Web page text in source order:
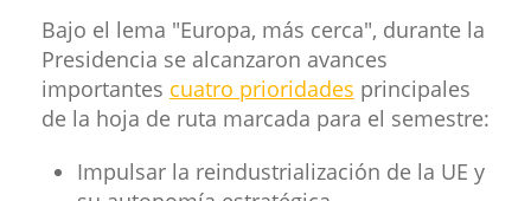
Bajo el lema "Europa, más cerca", durante la
Presidencia se alcanzaron avances
importantes cuatro prioridades principales
de la hoja de ruta marcada para el semestre:
Impulsar la reindustrialización de la UE y